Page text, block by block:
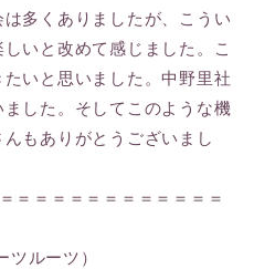
多くありましたが、こうい
いと改めて感じました。こ
いと思いました。中野里社
した。そしてこのような機
もありがとうございまし
＝＝＝＝＝＝＝＝＝＝＝＝
ルーツ）